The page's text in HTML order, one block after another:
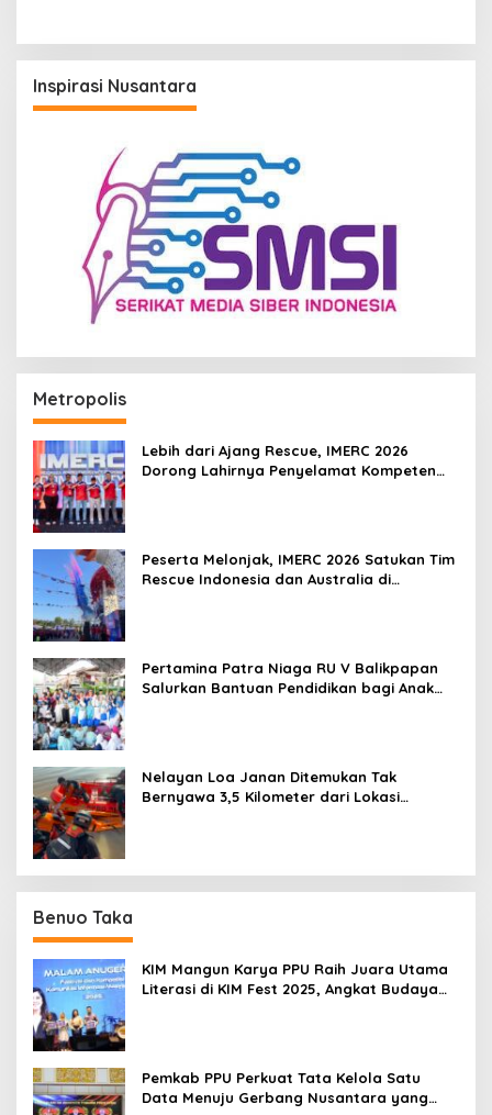
Inspirasi Nusantara
Metropolis
Lebih dari Ajang Rescue, IMERC 2026
Dorong Lahirnya Penyelamat Kompeten
Peserta Melonjak, IMERC 2026 Satukan Tim
Rescue Indonesia dan Australia di
Pertamina Patra Niaga RU V Balikpapan
Salurkan Bantuan Pendidikan bagi Anak
Nelayan Loa Janan Ditemukan Tak
Bernyawa 3,5 Kilometer dari Lokasi
Benuo Taka
KIM Mangun Karya PPU Raih Juara Utama
Literasi di KIM Fest 2025, Angkat Budaya
Pemkab PPU Perkuat Tata Kelola Satu
Data Menuju Gerbang Nusantara yang